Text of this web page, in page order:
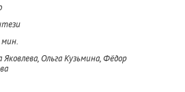
мин.
Ольга Кузьмина, Фёдор